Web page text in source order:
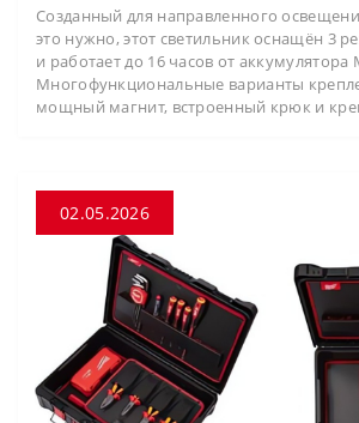
Созданный для направленного
это нужно, этот светильник оснащён 3
и работает до 16 часов от аккумулятора
Многофункциональные варианты
мощный магнит, встроенный крюк и
02.05.2026